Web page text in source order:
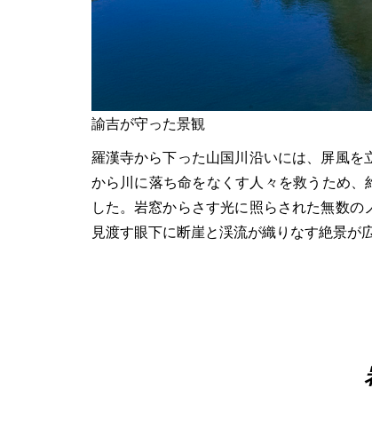
諭吉が守った景観
羅漢寺から下った山国川沿いには、屏風
から川に落ち命をなくす人々を救うため
した。岩窓からさす光に照らされた無数
見渡す眼下に断崖と渓流が織りなす絶景が